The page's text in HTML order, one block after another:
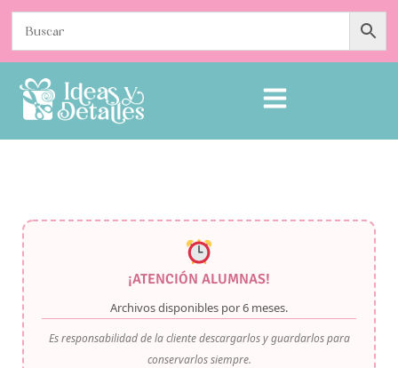
¡ATENCIÓN ALUMNAS!
Archivos disponibles por6 meses.
Es responsabilidad de la cliente descargarlos y guardarlos para
conservarlos siempre.